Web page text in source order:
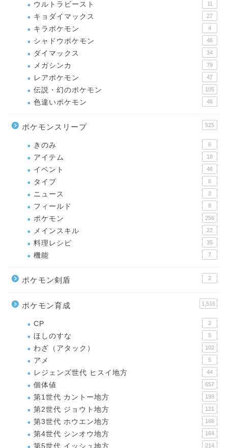
ウルトラビースト 11
キョダイマックス 27
キラポケモン 4
シャドウポケモン 46
ダイマックス 34
メガシンカ 79
レアポケモン 47
伝説・幻のポケモン 105
色違いポケモン 46
ポケモンスリープ 525
きのみ 6
アイテム 18
イベント 46
タイプ 6
ニュース 2
フィールド 8
ポケモン 256
メインスキル 22
料理レシピ 35
機能 7
ポケモン剣盾 2
ポケモン育成 1,516
CP 2
ほしのすな 5
わざ（アタック） 102
アメ 5
レジェンズ世代 ヒスイ地方 44
個体値 657
第1世代 カントー地方 199
第2世代 ジョウト地方 121
第3世代 ホウエン地方 166
第4世代 シンオウ地方 164
第5世代 イッシュ地方 214